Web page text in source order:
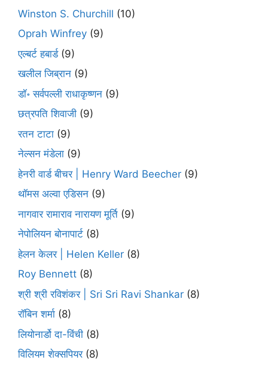
Winston S. Churchill (10)
Oprah Winfrey (9)
एल्बर्ट हबार्ड(9)
खलील जिब्रान (9)
डॉ॰ सर्वपल्ली राधाकृष्णन (9)
छत्रपति शिवाजी (9)
रतन टाटा (9)
नेल्सन मंडेला (9)
हेनरी वार्ड बीचर | Henry Ward Beecher (9)
थॉमस अल्वा एडिसन (9)
नागवार रामाराव नारायण मूर्ति (9)
नेपोलियन बोनापार्ट (8)
हेलन केलर | Helen Keller (8)
Roy Bennett (8)
श्री श्री रविशंकर | Sri Sri Ravi Shankar (8)
रॉबिन शर्मा (8)
लियोनार्डो दा-विंची (8)
विलियम शेक्सपियर(8)